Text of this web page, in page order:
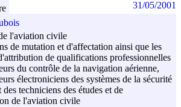
l'aviation civile
de mutation et d'affectation ainsi que les
de qualifications professionnelles
du contrôle de la navigation aérienne,
électroniciens des systèmes de la sécurité
des techniciens des études et de
de l'aviation civile
31/05/2001